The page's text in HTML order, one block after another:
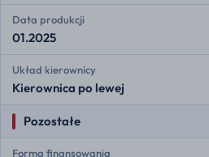
Data produkcji
01.2025
Układ kierownicy
Kierownica po lewej
Pozostałe
Forma finansowania